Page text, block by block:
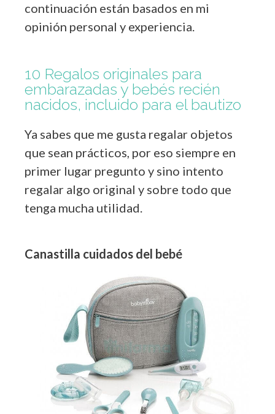
continuación están basados en mi
opinión personal y experiencia.
10 Regalos originales para
embarazadas y bebés recién
nacidos, incluido para el bautizo
Ya sabes que me gusta regalar objetos
que sean prácticos, por eso siempre en
primer lugar pregunto y sino intento
regalar algo original y sobre todo que
tenga mucha utilidad.
Canastilla cuidados del bebé